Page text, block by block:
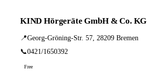
KIND Hörgeräte GmbH & Co. KG
📍Georg-Gröning-Str. 57, 28209 Bremen
📞0421/1650392
Free